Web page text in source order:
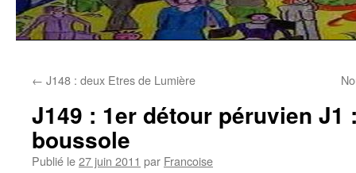
← J148 : deux Etres de Lumière
J149 : 1er détour péruvien J1
boussole
Publié le27 juin 2011 par Francoise